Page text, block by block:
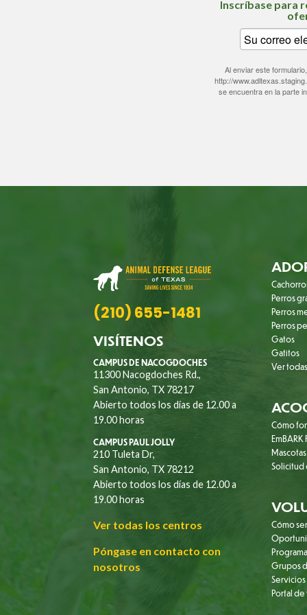
Inscríbase para
Al enviar este
http://
se encuentra en la parte
(210) 655-1481
VISÍTENOS
CAMPUS DE NACOGDOCHES
11300 Nacogdoches Rd.,
San Antonio, TX 78217
Abierto todos los días de 12.00 a
19.00 horas
CAMPUS PAUL JOLLY
210 Tuleta Dr,
San Antonio, TX 78212
Abierto todos los días de 12.00 a
19.00 horas
Ver todas los centros
Póngase en contacto con
nosotros
Perros
Perros
Perros
Gatos
Gatitos
Ver
Cómo
EmBARK
Solicitud
Cómo
Grupos
Portal